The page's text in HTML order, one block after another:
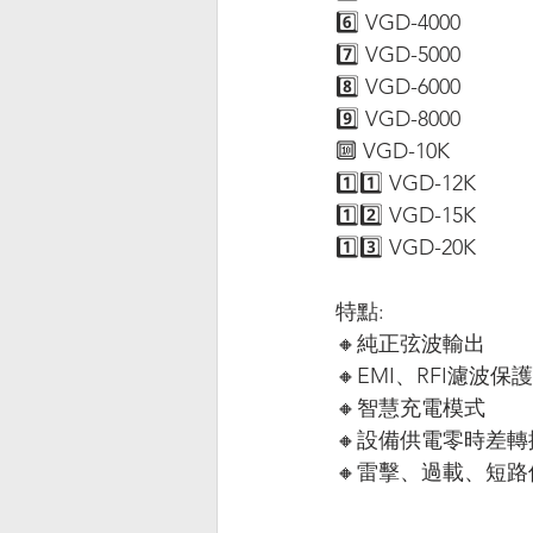
6️⃣ VGD-4000
7️⃣ VGD-5000
8️⃣ VGD-6000
9️⃣ VGD-8000
🔟 VGD-10K
1️⃣1️⃣ VGD-12K
1️⃣2️⃣ VGD-15K
1️⃣3️⃣ VGD-20K
特點:
🔸純正弦波輸出
🔸EMI、RFI濾波保護
🔸智慧充電模式
🔸設備供電零時差
🔸雷擊、過載、短